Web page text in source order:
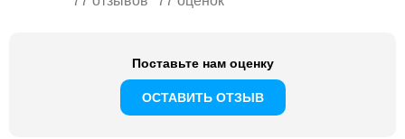
Поставьте нам оценку
ОСТАВИТЬ ОТЗЫВ